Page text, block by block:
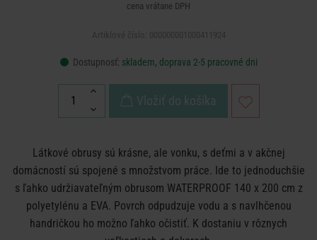
cena vrátane DPH
Dostupnosť: skladem, doprava 2-5 pracovné dni
Vložiť do košíka
Látkové obrusy sú krásne, ale vonku, s deťmi a v akčnej
domácností sú spojené s množstvom práce. Ide to jednoduchšie
s ľahko udržiavateľným obrusom WATERPROOF 140 x 200 cm z
polyetylénu a EVA. Povrch odpudzuje vodu a s navlhčenou
handričkou ho možno ľahko očistiť. K dostaniu v rôznych